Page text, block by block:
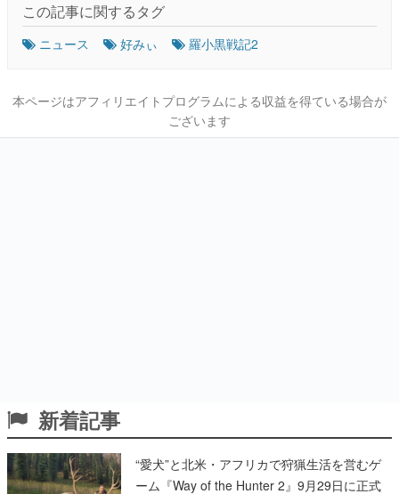
この記事に関するタグ
ニュース 好みぃ 羅小黒戦記2
本ページはアフィリエイトプログラムによる収益を得ている場合が
ございます
新着記事
“愛犬”と北米・アフリカで狩猟生活を営むゲ
ーム『Way of the Hunter 2』9月29日に正式